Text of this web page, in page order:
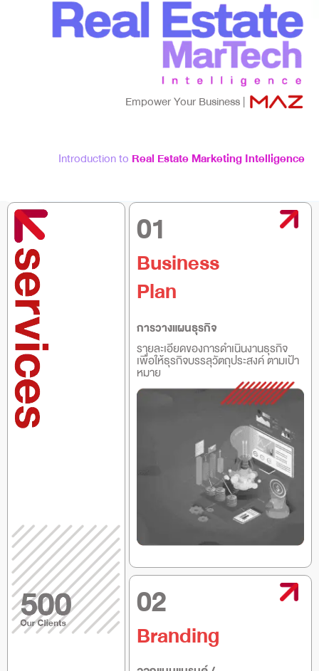
Empower Your Business |
Introduction to Real Estate Marketing Intelligence
01
Business
Plan
การวางแผนธุรกิจ
รายละเอียดของการดำเนินงานธุรกิจ
เพื่อให้ธุรกิจบรรลุวัตถุประสงค์ ตามเป้า
หมาย
02
Branding